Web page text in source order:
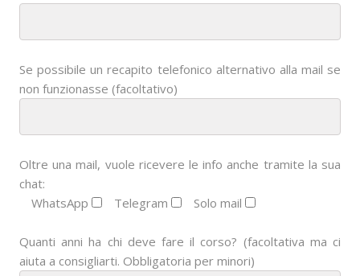
Se possibile un recapito telefonico alternativo alla mail se
non funzionasse (facoltativo)
Oltre una mail, vuole ricevere le info anche tramite la sua
chat:
WhatsApp
Telegram Solo mail
Quanti anni ha chi deve fare il corso? (facoltativa ma ci
aiuta a consigliarti. Obbligatoria per minori)